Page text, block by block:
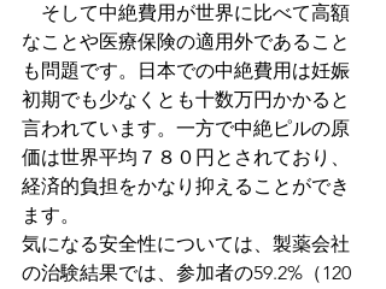
そして中絶費用が世界に比べて高額
なことや医療保険の適用外であること
も問題です。日本での中絶費用は妊娠
初期でも少なくとも十数万円かかると
言われています。一方で中絶ピルの原
価は世界平均７８０円とされており、
経済的負担をかなり抑えることができ
ます。
気になる安全性については、製薬会社
の治験結果では、参加者の59.2%（120